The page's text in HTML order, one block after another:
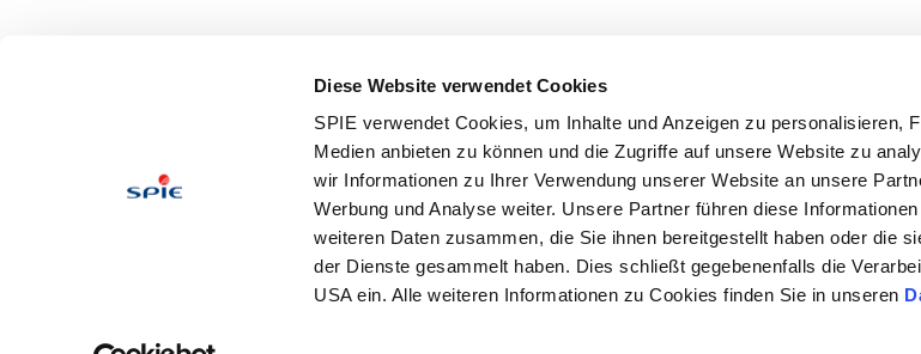
Diese Website verwendet Cookies
SPIE verwendet Cookies, um Inhalte und Anzeigen zu personalisieren,
Medien anbieten zu können und die Zugriffe auf unsere Website zu
wir Informationen zu Ihrer Verwendung unserer Website an unsere
Werbung und Analyse weiter. Unsere Partner führen diese
weiteren Daten zusammen, die Sie ihnen bereitgestellt haben oder die
der Dienste gesammelt haben. Dies schließt gegebenenfalls die
USA ein. Alle weiteren Informationen zu Cookies finden Sie in unseren